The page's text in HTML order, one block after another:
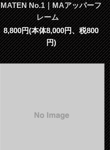
MATEN No.1｜MAアッパーフ
レーム
8,800円(本体8,000円、税800
円)